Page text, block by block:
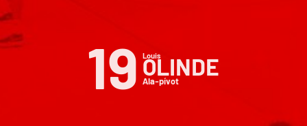
19 Louis
OLINDE
Ala-pívot